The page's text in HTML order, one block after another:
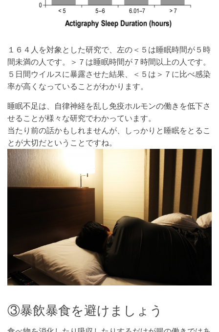
１６４人を対象とした研究で、左の＜５は睡眠時間が５時
間未満の人です。＞７は睡眠時間が７時間以上の人です。
５日間ウイルスに暴露させた結果、＜５は＞７に比べ感染
率が高くなっていることがわかります。
睡眠不足は、自律神経を乱し免疫ホルモンの働きを低下さ
せることが様々な研究でわかっています。
当たり前の話かもしれませんが、しっかりと睡眠をとるこ
とが大切だということですね。
③暴飲暴食を避けましょう